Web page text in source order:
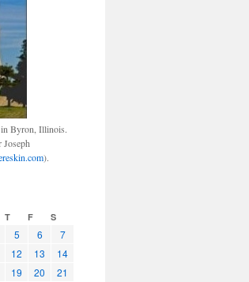
Byron, Illinois.
Joseph
).
T F S
5 6
7
12 13
14
19 20
21